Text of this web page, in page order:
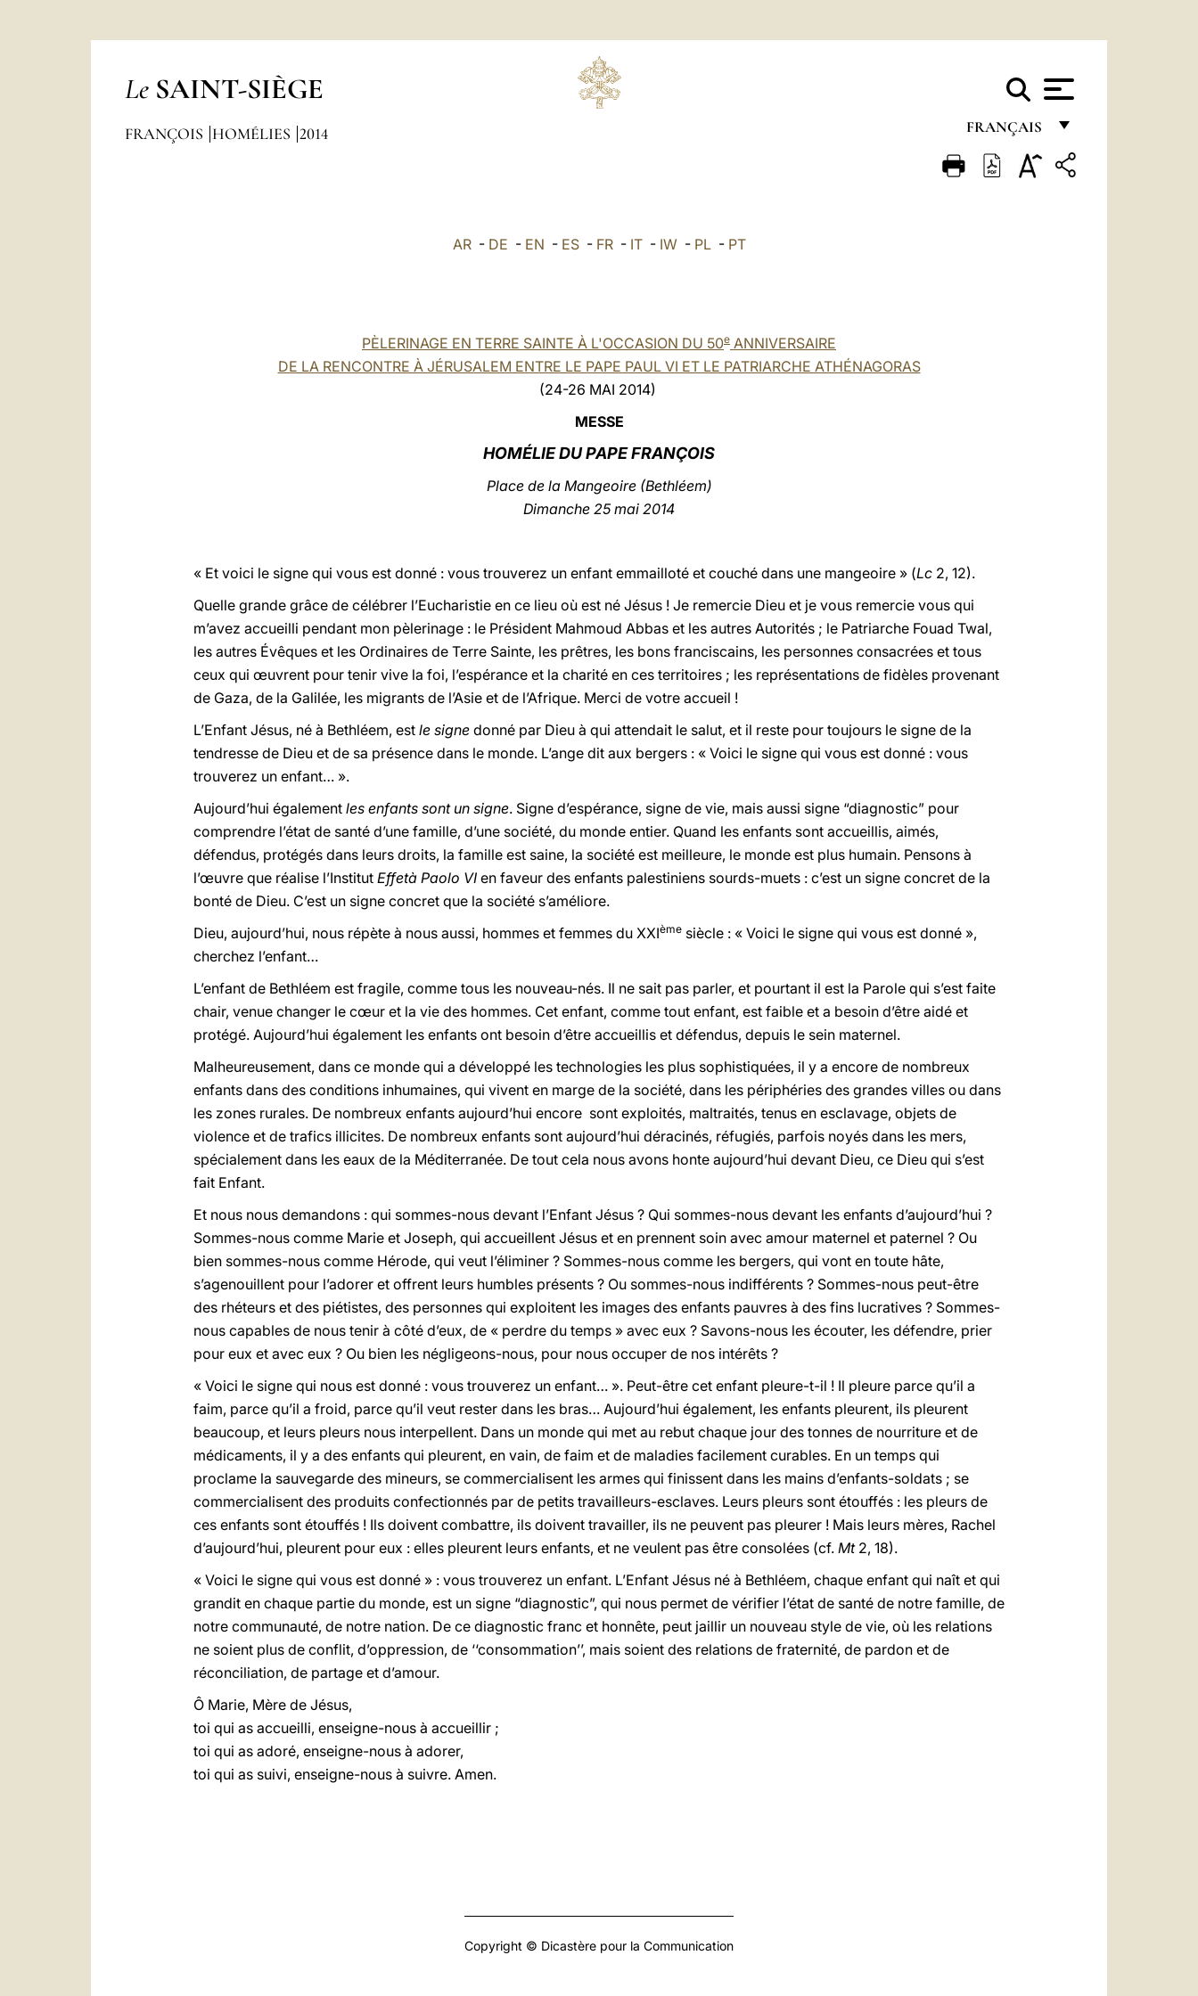
Le SAINT-SIÈGE
FRANÇAIS
FRANÇAIS
FRANÇOIS HOMÉLIES 2014
AR- DE - EN - ES- FR- IT- IW- PL- PT
PÈLERINAGE EN TERRE SAINTE À L'OCCASION DU 50e ANNIVERSAIRE
DE LA RENCONTRE À JÉRUSALEM ENTRE LE PAPE PAUL VI ET LE PATRIARCHE ATHÉNAGORAS
(24-26 MAI 2014)
MESSE
HOMÉLIE DU PAPE FRANÇOIS
Place de la Mangeoire (Bethléem)
Dimanche 25 mai 2014
« Et voici le signe qui vous est donné : vous trouverez un enfant emmailloté et couché dans une mangeoire » (Lc 2, 12).
Quelle grande grâce de célébrer l’Eucharistie en ce lieu où est né Jésus ! Je remercie Dieu et je vous remercie vous qui
m’avez accueilli pendant mon pèlerinage : le Président Mahmoud Abbas et les autres Autorités ; le Patriarche Fouad Twal,
les autres Évêques et les Ordinaires de Terre Sainte, les prêtres, les bons franciscains, les personnes consacrées et tous
ceux qui œuvrent pour tenir vive la foi, l’espérance et la charité en ces territoires ; les représentations de fidèles provenant
de Gaza, de la Galilée, les migrants de l’Asie et de l’Afrique. Merci de votre accueil !
L’Enfant Jésus, né à Bethléem, est le signe donné par Dieu à qui attendait le salut, et il reste pour toujours le signe de la
tendresse de Dieu et de sa présence dans le monde. L’ange dit aux bergers : « Voici le signe qui vous est donné : vous
trouverez un enfant… ».
Aujourd’hui également les enfants sont un signe. Signe d’espérance, signe de vie, mais aussi signe “diagnostic” pour
comprendre l’état de santé d’une famille, d’une société, du monde entier. Quand les enfants sont accueillis, aimés,
défendus, protégés dans leurs droits, la famille est saine, la société est meilleure, le monde est plus humain. Pensons à
l’œuvre que réalise l’Institut Effetà Paolo VI en faveur des enfants palestiniens sourds-muets : c’est un signe concret de la
bonté de Dieu. C’est un signe concret que la société s’améliore.
Dieu, aujourd’hui, nous répète à nous aussi, hommes et femmes du XXIème siècle : « Voici le signe qui vous est donné »,
cherchez l’enfant…
L’enfant de Bethléem est fragile, comme tous les nouveau-nés. Il ne sait pas parler, et pourtant il est la Parole qui s’est faite
chair, venue changer le cœur et la vie des hommes. Cet enfant, comme tout enfant, est faible et a besoin d’être aidé et
protégé. Aujourd’hui également les enfants ont besoin d’être accueillis et défendus, depuis le sein maternel.
Malheureusement, dans ce monde qui a développé les technologies les plus sophistiquées, il y a encore de nombreux
enfants dans des conditions inhumaines, qui vivent en marge de la société, dans les périphéries des grandes villes ou dans
les zones rurales. De nombreux enfants aujourd’hui encore sont exploités, maltraités, tenus en esclavage, objets de
violence et de trafics illicites. De nombreux enfants sont aujourd’hui déracinés, réfugiés, parfois noyés dans les mers,
spécialement dans les eaux de la Méditerranée. De tout cela nous avons honte aujourd’hui devant Dieu, ce Dieu qui s’est
fait Enfant.
Et nous nous demandons : qui sommes-nous devant l’Enfant Jésus ? Qui sommes-nous devant les enfants d’aujourd’hui ?
Sommes-nous comme Marie et Joseph, qui accueillent Jésus et en prennent soin avec amour maternel et paternel ? Ou
bien sommes-nous comme Hérode, qui veut l’éliminer ? Sommes-nous comme les bergers, qui vont en toute hâte,
s’agenouillent pour l’adorer et offrent leurs humbles présents ? Ou sommes-nous indifférents ? Sommes-nous peut-être
des rhéteurs et des piétistes, des personnes qui exploitent les images des enfants pauvres à des fins lucratives ? Sommes-
nous capables de nous tenir à côté d’eux, de « perdre du temps » avec eux ? Savons-nous les écouter, les défendre, prier
pour eux et avec eux ? Ou bien les négligeons-nous, pour nous occuper de nos intérêts ?
« Voici le signe qui nous est donné : vous trouverez un enfant… ». Peut-être cet enfant pleure-t-il ! Il pleure parce qu’il a
faim, parce qu’il a froid, parce qu’il veut rester dans les bras… Aujourd’hui également, les enfants pleurent, ils pleurent
beaucoup, et leurs pleurs nous interpellent. Dans un monde qui met au rebut chaque jour des tonnes de nourriture et de
médicaments, il y a des enfants qui pleurent, en vain, de faim et de maladies facilement curables. En un temps qui
proclame la sauvegarde des mineurs, se commercialisent les armes qui finissent dans les mains d’enfants-soldats ; se
commercialisent des produits confectionnés par de petits travailleurs-esclaves. Leurs pleurs sont étouffés : les pleurs de
ces enfants sont étouffés ! Ils doivent combattre, ils doivent travailler, ils ne peuvent pas pleurer ! Mais leurs mères, Rachel
d’aujourd’hui, pleurent pour eux : elles pleurent leurs enfants, et ne veulent pas être consolées (cf. Mt2, 18).
« Voici le signe qui vous est donné » : vous trouverez un enfant. L’Enfant Jésus né à Bethléem, chaque enfant qui naît et qui
grandit en chaque partie du monde, est un signe “diagnostic”, qui nous permet de vérifier l’état de santé de notre famille, de
notre communauté, de notre nation. De ce diagnostic franc et honnête, peut jaillir un nouveau style de vie, où les relations
ne soient plus de conflit, d’oppression, de ‘‘consommation’’, mais soient des relations de fraternité, de pardon et de
réconciliation, de partage et d’amour.
Ô Marie, Mère de Jésus,
toi qui as accueilli, enseigne-nous à accueillir ;
toi qui as adoré, enseigne-nous à adorer,
toi qui as suivi, enseigne-nous à suivre. Amen.
Copyright © Dicastère pour la Communication